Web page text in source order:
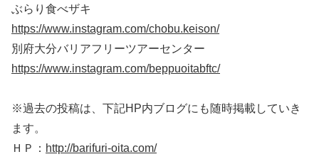
ぶらり食べザキ
https://www.instagram.com/chobu.keison/
別府大分バリアフリーツアーセンター
https://www.instagram.com/beppuoitabftc/
※過去の投稿は、下記HP内ブログにも随時掲載していき
ます。
ＨＰ： http://barifuri-oita.com/